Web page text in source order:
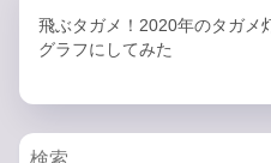
飛ぶタガメ！2020年のタガメ
グラフにしてみた